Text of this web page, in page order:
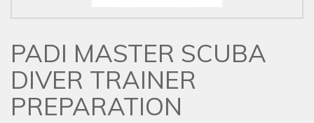
PADI MASTER SCUBA
DIVER TRAINER
PREPARATION